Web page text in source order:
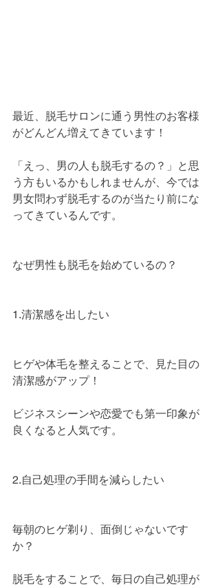
最近、脱毛サロンに通う男性のお客様
がどんどん増えてきています！
「えっ、男の人も脱毛するの？」と思
う方もいるかもしれませんが、今では
男女問わず脱毛するのが当たり前にな
ってきているんです。
なぜ男性も脱毛を始めているの？
1.清潔感を出したい
ヒゲや体毛を整えることで、見た目の
清潔感がアップ！
ビジネスシーンや恋愛でも第一印象が
良くなると人気です。
2.自己処理の手間を減らしたい
毎朝のヒゲ剃り、面倒じゃないです
か？
脱毛をすることで、毎日の自己処理が